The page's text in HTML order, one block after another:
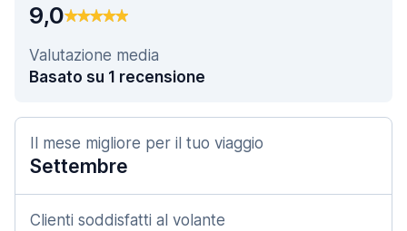
9,0
Valutazione media
Basato su 1 recensione
Il mese migliore per il tuo viaggio
Settembre
Clienti soddisfatti al volante